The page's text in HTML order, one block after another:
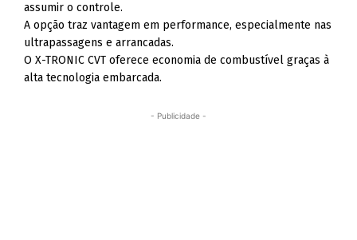
assumir o controle.
A opção traz vantagem em performance, especialmente nas
ultrapassagens e arrancadas.
O X-TRONIC CVT oferece economia de combustível graças à
alta tecnologia embarcada.
- Publicidade -